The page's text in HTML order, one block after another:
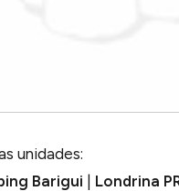
unidades:
Barigui Londrina